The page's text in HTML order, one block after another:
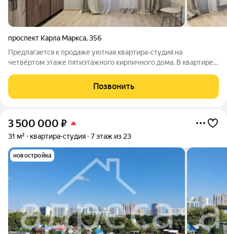
проспект Карла Маркса,356
Предлагается к продаже уютная квартира-студия на
четвёртом этаже пятиэтажного кирпичного дома. В квартире
необходимой встроенной техникой, в ванной комнате
заменены коммуникации, установлена
Позвонить
3 500 000 ₽
31 м² квартира-студия 7 этаж из 23
новостройка